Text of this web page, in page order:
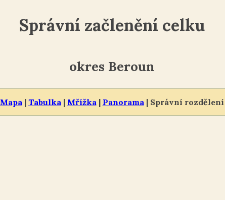
Správní začlenění celku
Mapa | Tabulka | Mřížka | Panorama | Správní rozdělení
okres Beroun